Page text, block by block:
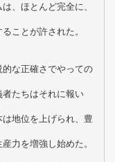
、ほとんど完全に、
ことが許された。
な正確さでやっての
たちはそれに報い
地位を上げられ、豊
力を増強し始めた。